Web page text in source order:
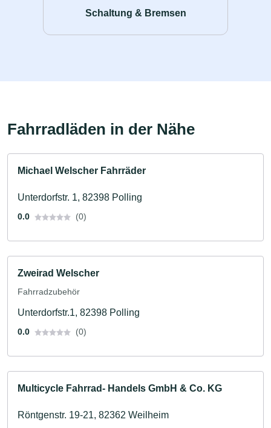
Schaltung & Bremsen
Fahrradläden in der Nähe
Michael Welscher Fahrräder
Unterdorfstr. 1, 82398 Polling
0.0 (0)
Zweirad Welscher
Fahrradzubehör
Unterdorfstr.1, 82398 Polling
0.0 (0)
Multicycle Fahrrad- Handels GmbH & Co. KG
Röntgenstr. 19-21, 82362 Weilheim